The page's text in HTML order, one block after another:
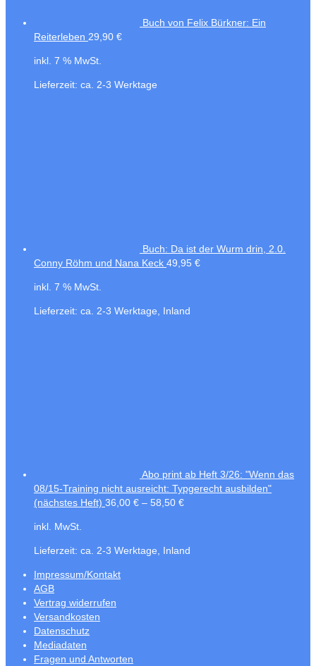
Buch von Felix Bürkner: Ein
Reiterleben 29,90 €
inkl. 7 % MwSt.
Lieferzeit: ca. 2-3 Werktage
Buch: Da ist der Wurm drin, 2.0.
Conny Röhm und Nana Keck 49,95 €
inkl. 7 % MwSt.
Lieferzeit: ca. 2-3 Werktage, Inland
Abo print ab Heft 3/26: "Wenn das
08/15-Training nicht ausreicht: Typgerecht ausbilden"
(nächstes Heft) 36,00 € – 58,50 €
inkl. MwSt.
Lieferzeit: ca. 2-3 Werktage, Inland
Impressum/Kontakt
AGB
Vertrag widerrufen
Versandkosten
Datenschutz
Mediadaten
Fragen und Antworten